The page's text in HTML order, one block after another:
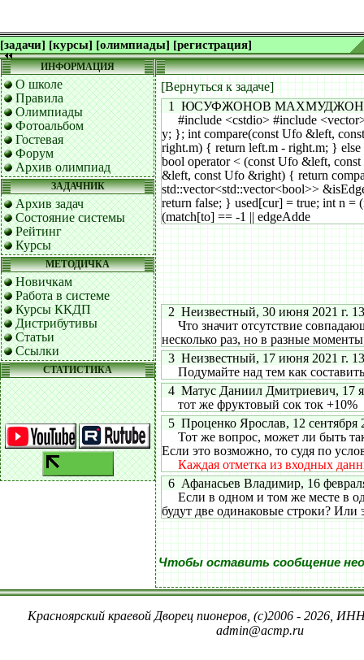
[задачи] [курсы] [олимпиады] [регистрация]
ИНФОРМАЦИЯ
О школе
Правила
Олимпиады
Фотоальбом
Гостевая
Форум
Архив олимпиад
ЗАДАЧНИК
Архив задач
Состояние системы
Рейтинг
Курсы
МЕТОДИЧКА
Новичкам
Работа в системе
Курсы ККДП
Дистрибутивы
Статьи
Ссылки
СТАТИСТИКА
[Вернуться к задаче]
1 ЮСУФЖОНОВ МАХМУДЖОН, 30
#include <cstdio> #include
y; }; int compare(const Ufo &left,
right.m) { return left.m - right.m; }
bool operator < (const Ufo &left,
&left, const Ufo &right) { return
std::vector<std::vector<bool>>
return false; } used[cur] = true; int n
(match[to] == -1 || edgeAdde
2 Неизвестный, 30 июня 2021 г.
Что значит отсутствие
несколько раз, но в разные
3 Неизвестный, 17 июня 2021 г.
Подумайте над тем как
4 Матус Даниил Дмитриевич, 17
тот же фруктовый сок ток +10%
5 Проценко Ярослав, 12 сентября
Тот же вопрос, может ли быть
Если это возможно, то судя по
Каждая отметка из входных
6 Афанасьев Владимир, 16
Если в одном и том же месте в
будут две одинаковые строки? Или
Чтобы оставить сообщение
Красноярский краевой Дворец пионеров, (c)2006 - 2026,
admin@acmp.ru